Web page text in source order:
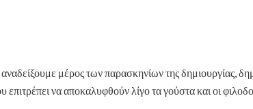
μέρος των παρασκηνίων της δημιουργίας,
να αποκαλυφθούν λίγο τα γούστα και οι